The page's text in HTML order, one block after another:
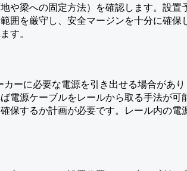
梁への固定方法）を確認します。設
を厳守し、安全マージンを十分に確保
す。
ーに必要な電源を引き出せる場合があ
源ケーブルをレールから取る手法が
するか計画が必要です。レール内の